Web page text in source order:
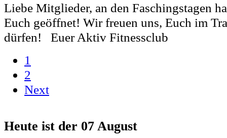
Liebe Mitglieder, an den Faschingstagen
Euch geöffnet! Wir freuen uns, Euch im
dürfen! Euer Aktiv Fitnessclub
1
2
Next
Heute ist der 07 August